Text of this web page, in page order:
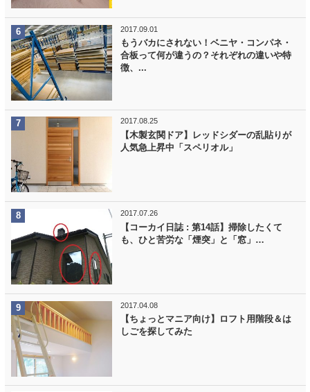
2017.09.01
もうバカにされない！ベニヤ・コンパネ・
合板って何が違うの？それぞれの違いや特
徴、...
2017.08.25
【木製玄関ドア】レッドシダーの乱貼りが
人気急上昇中「スペリオル」
2017.07.26
【コーカイ日誌 : 第14話】掃除したくて
も、ひと苦労な「煙突」と「窓」…
2017.04.08
【ちょっとマニア向け】ロフト用階段＆は
しごを探してみた